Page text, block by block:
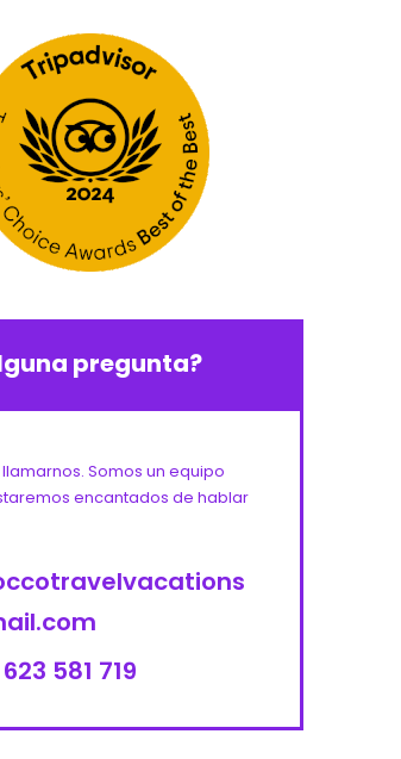
pregunta?
Somos un equipo
encantados de hablar
581 719